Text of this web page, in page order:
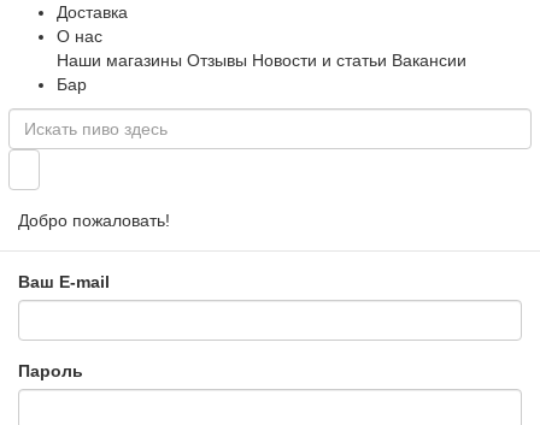
Доставка
О нас
Наши магазины Отзывы Новости и статьи Вакансии
Бар
Добро пожаловать!
Ваш E-mail
Пароль